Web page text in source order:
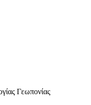
Γεωπονίας